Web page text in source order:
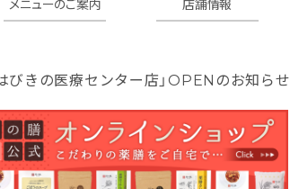
メニューのご案内 店舗情報
びきの医療センター店」OPENのお知らせ